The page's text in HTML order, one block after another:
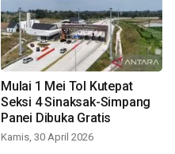
Mulai 1 Mei Tol Kutepat
Seksi 4 Sinaksak-Simpang
Panei Dibuka Gratis
Kamis, 30 April 2026